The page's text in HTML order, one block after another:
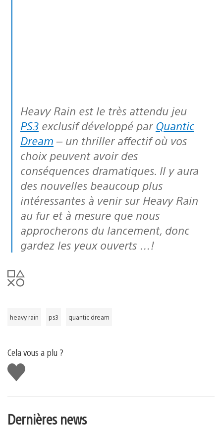
Heavy Rain est le très attendu jeu
PS3 exclusif développé par Quantic
Dream – un thriller affectif où vos
choix peuvent avoir des
conséquences dramatiques. Il y aura
des nouvelles beaucoup plus
intéressantes à venir sur Heavy Rain
au fur et à mesure que nous
approcherons du lancement, donc
gardez les yeux ouverts …!
heavy rain ps3 quantic dream
Cela vous a plu ?
J'aime
Dernières news